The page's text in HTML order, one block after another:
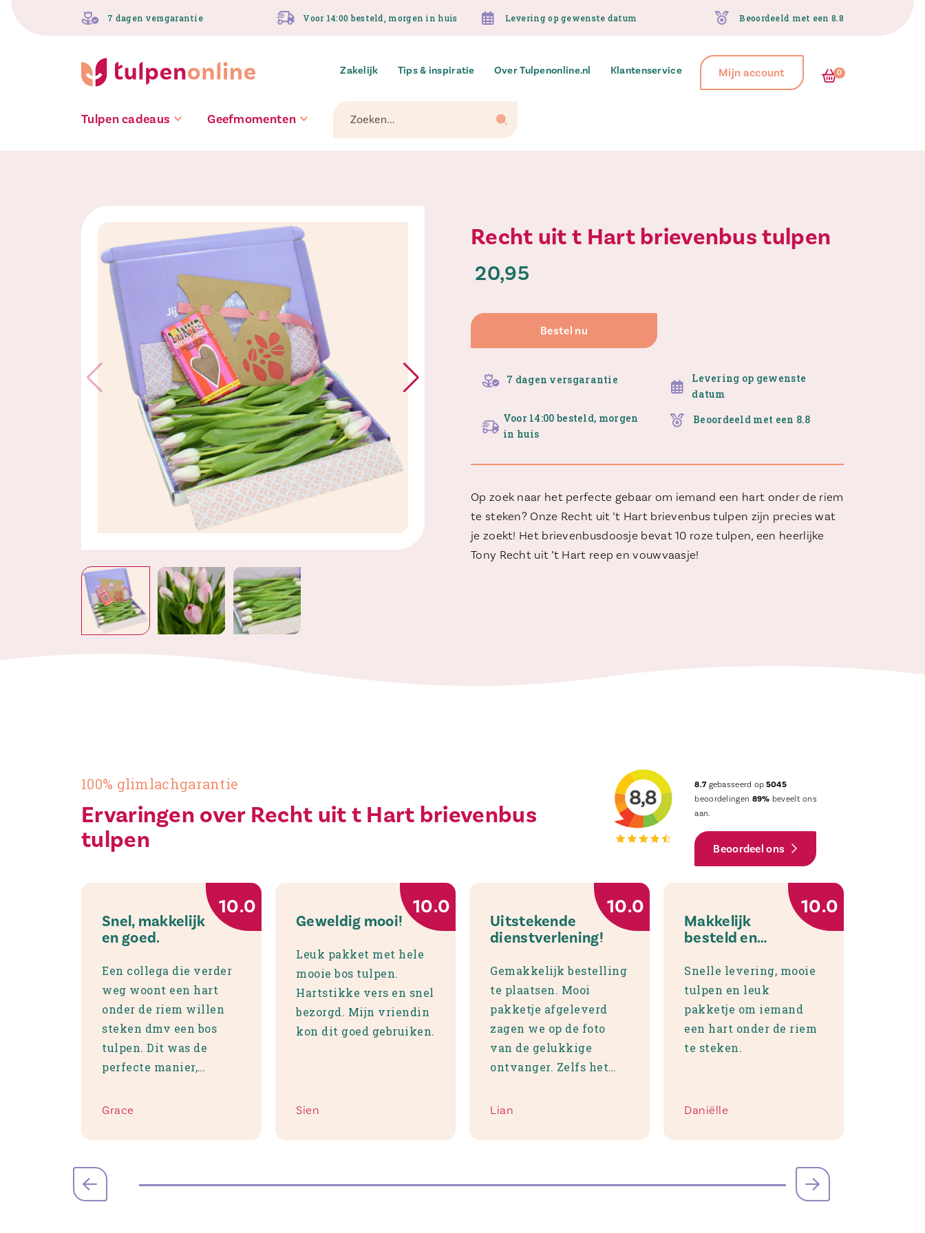
7 dagen versgarantie Voor 14:00 besteld, morgen in huis Levering op gewenste datum Beoordeeld met een 8.8
Zakelijk Tips & inspiratie Over Tulpenonline.nl Klantenservice Mijn account 0
Tulpen cadeaus Geefmomenten
Recht uit t Hart brievenbus tulpen
20,95
Bestel nu
7 dagen versgarantie
Levering op gewenste
datum
Voor 14:00 besteld, morgen
in huis
Beoordeeld met een 8.8
Op zoek naar het perfecte gebaar om iemand een hart onder de riem
te steken? Onze Recht uit ’t Hart brievenbus tulpen zijn precies wat
je zoekt! Het brievenbusdoosje bevat 10 roze tulpen, een heerlijke
Tony Recht uit ’t Hart reep en vouwvaasje!
100% glimlachgarantie
Ervaringen over Recht uit t Hart brievenbus
tulpen
8.7 gebasseerd op 5045
beoordelingen 89% beveelt ons
aan.
Beoordeel ons
10.0
Snel, makkelijk
en goed.
Een collega die verder
weg woont een hart
onder de riem willen
steken dmv een bos
tulpen. Dit was de
perfecte manier,
verzendkosten die
Zeer tevreden, er kan
met een korte tekst als
dat wenselijk is. Goede
Grace
10.0
Geweldig mooi!
Leuk pakket met hele
mooie bos tulpen.
Hartstikke vers en snel
bezorgd. Mijn vriendin
kon dit goed gebruiken.
Sien
10.0
Uitstekende
dienstverlening!
Gemakkelijk bestelling
te plaatsen. Mooi
pakketje afgeleverd
zagen we op de foto
van de gelukkige
ontvanger. Zelfs het
Complimenten!
Lian
10.0
Makkelijk
besteld en
pakketje
Snelle levering, mooie
tulpen en leuk
pakketje om iemand
een hart onder de riem
te steken.
Daniëlle